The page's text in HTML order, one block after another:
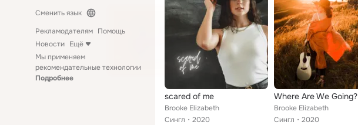
Сменить язык
Рекламодателям Помощь
Новости Ещё
Мы применяем
рекомендательные технологии
Подробнее
scared of me
Brooke Elizabeth
Сингл
2020
Where Are We Going?
Brooke Elizabeth
Сингл
2020